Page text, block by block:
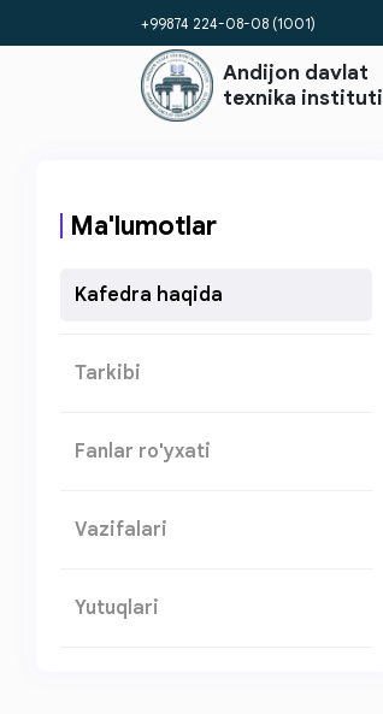
+99874 224-08-08 (1001)
Andijon davlat
texnika instituti
Ma'lumotlar
Kafedra haqida
Tarkibi
Fanlar ro'yxati
Vazifalari
Yutuqlari